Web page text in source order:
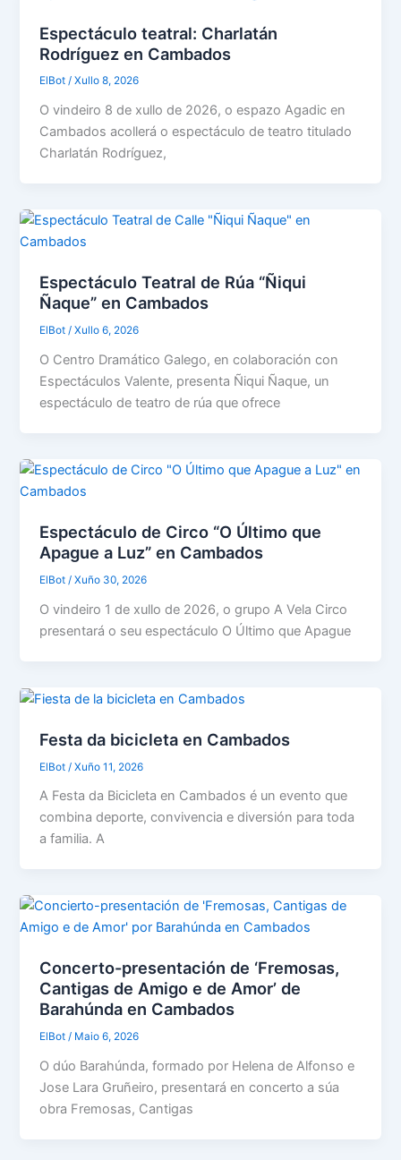
Espectáculo teatral: Charlatán
Rodríguez en Cambados
ElBot/Xullo 8, 2026
O vindeiro 8 de xullo de 2026, o espazo Agadic en
Cambados acollerá o espectáculo de teatro titulado
Charlatán Rodríguez,
Espectáculo Teatral de Rúa “Ñiqui
Ñaque” en Cambados
ElBot/Xullo 6, 2026
O Centro Dramático Galego, en colaboración con
Espectáculos Valente, presenta Ñiqui Ñaque, un
espectáculo de teatro de rúa que ofrece
Espectáculo de Circo “O Último que
Apague a Luz” en Cambados
ElBot/Xuño 30, 2026
O vindeiro 1 de xullo de 2026, o grupo A Vela Circo
presentará o seu espectáculo O Último que Apague
Festa da bicicleta en Cambados
ElBot /Xuño 11, 2026
A Festa da Bicicleta en Cambados é un evento que
combina deporte, convivencia e diversión para toda
a familia. A
Concerto-presentación de ‘Fremosas,
Cantigas de Amigo e de Amor’ de
Barahúnda en Cambados
ElBot/ Maio 6, 2026
O dúo Barahúnda, formado por Helena de Alfonso e
Jose Lara Gruñeiro, presentará en concerto a súa
obra Fremosas, Cantigas